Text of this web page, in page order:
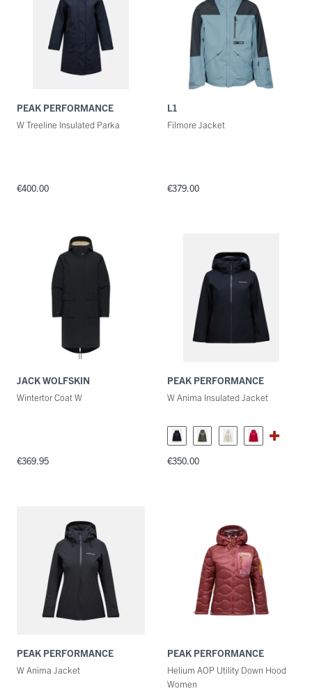
PEAK PERFORMANCE
W Treeline Insulated Parka
€400.00
L1
Filmore Jacket
€379.00
JACK WOLFSKIN
Wintertor Coat W
€369.95
PEAK PERFORMANCE
W Anima Insulated Jacket
€350.00
PEAK PERFORMANCE
W Anima Jacket
PEAK PERFORMANCE
Helium AOP Utility Down Hood
Women